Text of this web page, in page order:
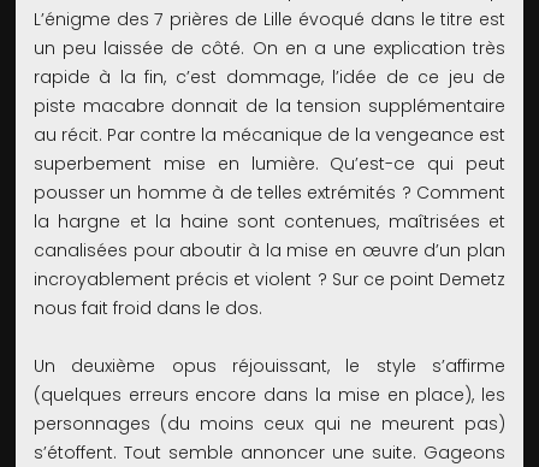
L’énigme des 7 prières de Lille évoqué dans le titre est
un peu laissée de côté. On en a une explication très
rapide à la fin, c’est dommage, l’idée de ce jeu de
piste macabre donnait de la tension supplémentaire
au récit. Par contre la mécanique de la vengeance est
superbement mise en lumière. Qu’est-ce qui peut
pousser un homme à de telles extrémités ? Comment
la hargne et la haine sont contenues, maîtrisées et
canalisées pour aboutir à la mise en œuvre d’un plan
incroyablement précis et violent ? Sur ce point Demetz
nous fait froid dans le dos.
Un deuxième opus réjouissant, le style s’affirme
(quelques erreurs encore dans la mise en place), les
personnages (du moins ceux qui ne meurent pas)
s’étoffent. Tout semble annoncer une suite. Gageons